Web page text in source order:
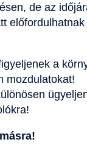
de az
a
mozdulatokat!